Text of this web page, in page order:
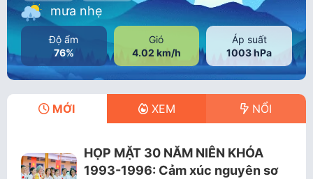
mưa nhẹ
Độ ẩm
76%
Gió
4.02 km/h
Áp suất
1003 hPa
MỚI XEM NỔI
HỌP MẶT 30 NĂM NIÊN KHÓA
1993-1996: Cảm xúc nguyên sơ